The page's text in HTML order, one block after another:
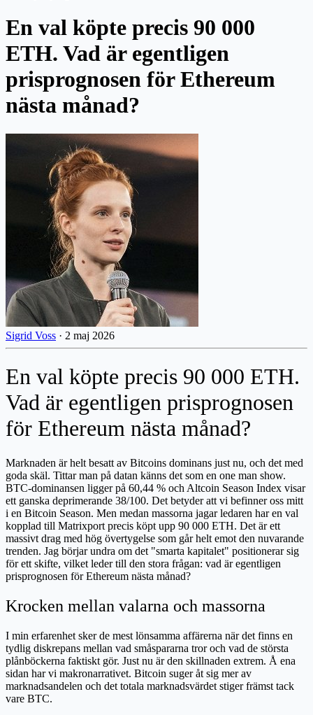
En val köpte precis 90 000
ETH. Vad är egentligen
prisprognosen för Ethereum
nästa månad?
Sigrid Voss · 2 maj 2026
En val köpte precis 90 000 ETH.
Vad är egentligen prisprognosen
för Ethereum nästa månad?
Marknaden är helt besatt av Bitcoins dominans just nu, och det med
goda skäl. Tittar man på datan känns det som en one man show.
BTC-dominansen ligger på 60,44 % och Altcoin Season Index visar
ett ganska deprimerande 38/100. Det betyder att vi befinner oss mitt
i en Bitcoin Season. Men medan massorna jagar ledaren har en val
kopplad till Matrixport precis köpt upp 90 000 ETH. Det är ett
massivt drag med hög övertygelse som går helt emot den nuvarande
trenden. Jag börjar undra om det "smarta kapitalet" positionerar sig
för ett skifte, vilket leder till den stora frågan: vad är egentligen
prisprognosen för Ethereum nästa månad?
Krocken mellan valarna och massorna
I min erfarenhet sker de mest lönsamma affärerna när det finns en
tydlig diskrepans mellan vad småspararna tror och vad de största
plånböckerna faktiskt gör. Just nu är den skillnaden extrem. Å ena
sidan har vi makronarrativet. Bitcoin suger åt sig mer av
marknadsandelen och det totala marknadsvärdet stiger främst tack
vare BTC.